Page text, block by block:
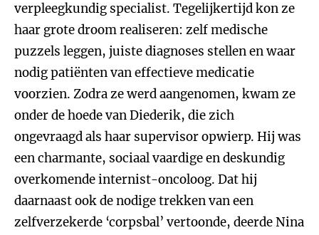
verpleegkundig specialist. Tegelijkertijd kon ze
haar grote droom realiseren: zelf medische
puzzels leggen, juiste diagnoses stellen en waar
nodig patiënten van effectieve medicatie
voorzien. Zodra ze werd aangenomen, kwam ze
onder de hoede van Diederik, die zich
ongevraagd als haar supervisor opwierp. Hij was
een charmante, sociaal vaardige en deskundig
overkomende internist-oncoloog. Dat hij
daarnaast ook de nodige trekken van een
zelfverzekerde ‘corpsbal’ vertoonde, deerde Nina